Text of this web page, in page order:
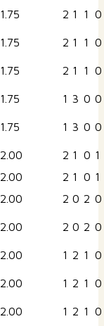
1.75 2 1 1
0
1.75 2 1 1
0
1.75 2 1 1 0
1.75 1 3 0 0
1.75 1 3 0 0
2.00 2 1 0 1
2.00 2 1 0 1
2.00 2 0 2 0
2.00 2 0 2 0
2.00 1 2 1
0
2.00 1 2 1
0
2.00 1 2 1 0